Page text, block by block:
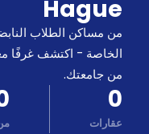
نحن؟
المدونة
أخبر
أصدقائك
اكسب
كن
شريكا
Hague
من مساكن الطلاب
الخاصة - اكتشف غرفًا
من جامعتك.
0
عقارات